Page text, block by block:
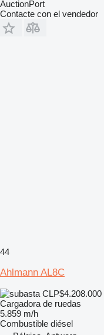
AuctionPort
Contacte con el vendedor
44
Ahlmann AL8C
CLP$4.208.000
Cargadora de ruedas
5.859 m/h
Combustible diésel